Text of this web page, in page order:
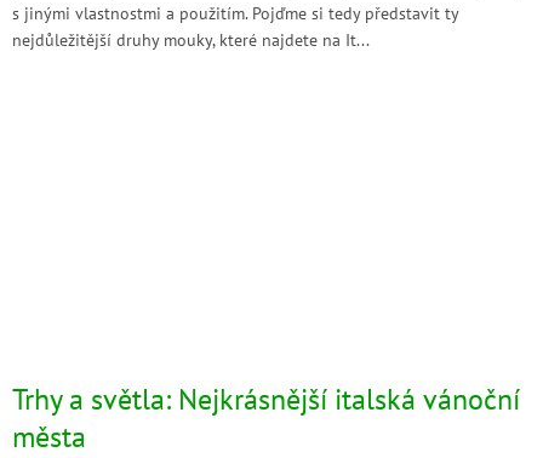
s jinými vlastnostmi a použitím. Pojďme si tedy představit ty
nejdůležitější druhy mouky, které najdete na It...
Trhy a světla: Nejkrásnější italská vánoční
města